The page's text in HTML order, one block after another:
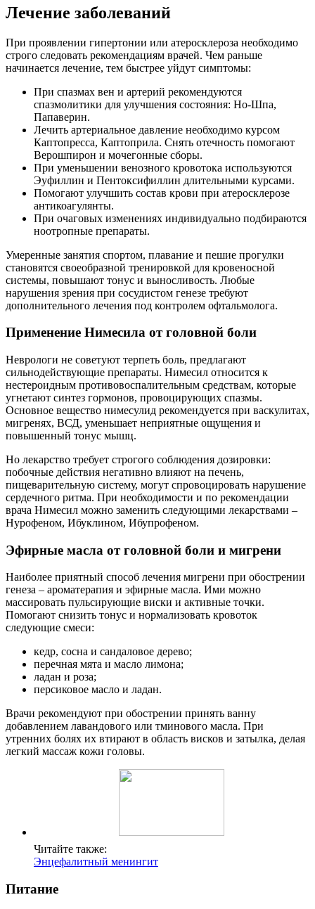
Лечение заболеваний
При проявлении гипертонии или атеросклероза необходимо
строго следовать рекомендациям врачей. Чем раньше
начинается лечение, тем быстрее уйдут симптомы:
При спазмах вен и артерий рекомендуются
спазмолитики для улучшения состояния: Но-Шпа,
Папаверин.
Лечить артериальное давление необходимо курсом
Каптопресса, Каптоприла. Снять отечность помогают
Верошпирон и мочегонные сборы.
При уменьшении венозного кровотока используются
Эуфиллин и Пентоксифиллин длительными курсами.
Помогают улучшить состав крови при атеросклерозе
антикоагулянты.
При очаговых изменениях индивидуально подбираются
ноотропные препараты.
Умеренные занятия спортом, плавание и пешие прогулки
становятся своеобразной тренировкой для кровеносной
системы, повышают тонус и выносливость. Любые
нарушения зрения при сосудистом генезе требуют
дополнительного лечения под контролем офтальмолога.
Применение Нимесила от головной боли
Неврологи не советуют терпеть боль, предлагают
сильнодействующие препараты. Нимесил относится к
нестероидным противовоспалительным средствам, которые
угнетают синтез гормонов, провоцирующих спазмы.
Основное вещество нимесулид рекомендуется при васкулитах,
мигренях, ВСД, уменьшает неприятные ощущения и
повышенный тонус мышц.
Но лекарство требует строгого соблюдения дозировки:
побочные действия негативно влияют на печень,
пищеварительную систему, могут спровоцировать нарушение
сердечного ритма. При необходимости и по рекомендации
врача Нимесил можно заменить следующими лекарствами –
Нурофеном, Ибуклином, Ибупрофеном.
Эфирные масла от головной боли и мигрени
Наиболее приятный способ лечения мигрени при обострении
генеза – ароматерапия и эфирные масла. Ими можно
массировать пульсирующие виски и активные точки.
Помогают снизить тонус и нормализовать кровоток
следующие смеси:
кедр, сосна и сандаловое дерево;
перечная мята и масло лимона;
ладан и роза;
персиковое масло и ладан.
Врачи рекомендуют при обострении принять ванну
добавлением лавандового или тминового масла. При
утренних болях их втирают в область висков и затылка, делая
легкий массаж кожи головы.
Читайте также:
Энцефалитный менингит
Питание